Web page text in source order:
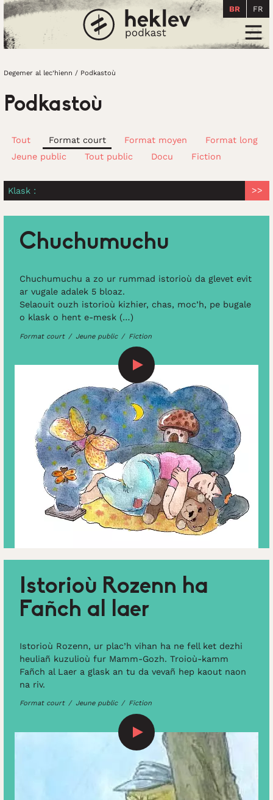
Degemer al lec’hienn
BR FR
Degemer al lec’hienn / Podkastoù
Podkastoù
Tout Format court Format moyen
Format long
Jeune public
Tout public Docu Fiction
Klask :
Chuchumuchu
Chuchumuchu a zo ur rummad istorioù da glevet evit
ar vugale adalek 5 bloaz.
Selaouit ouzh istorioù kizhier, chas, moc’h, pe bugale
o klask o hent e-mesk (…)
Format court Jeune public Fiction
Istorioù Rozenn ha
Fañch al laer
Istorioù Rozenn, ur plac’h vihan ha ne fell ket dezhi
heuliañ kuzulioù fur Mamm-Gozh. Troioù-kamm
Fañch al Laer a glask an tu da vevañ hep kaout naon
na riv.
Format court Jeune public Fiction